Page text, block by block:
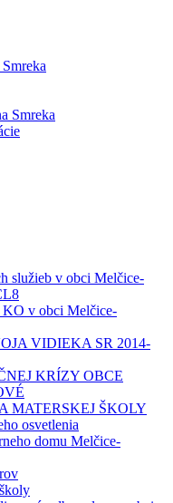
Smreka
služieb v obci Melčice-
v obci Melčice-
VIDIEKA SR 2014-
KRÍZY OBCE
MATERSKEJ ŠKOLY
osvetlenia
domu Melčice-